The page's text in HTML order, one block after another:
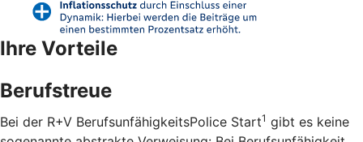
Ihre Vorteile
Berufstreue
Bei der R+V BerufsunfähigkeitsPolice Start1 gibt es keine